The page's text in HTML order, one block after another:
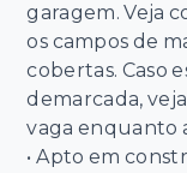
garagem. Veja
os campos de
cobertas. Caso
demarcada,
vaga enquanto
• Apto em